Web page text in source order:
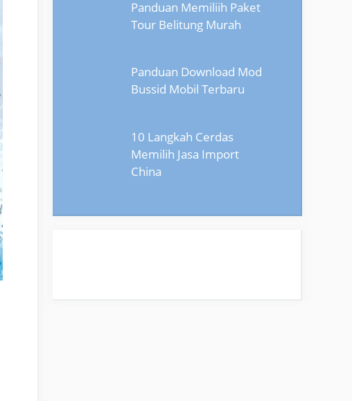
Panduan Memiliih Paket
Tour Belitung Murah
Panduan Download Mod
Bussid Mobil Terbaru
10 Langkah Cerdas
Memilih Jasa Import
China